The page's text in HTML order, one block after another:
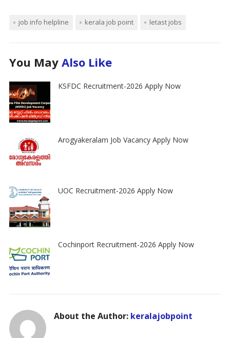
job info helpline kerala job point letast jobs
You May Also Like
KSFDC Recruitment-2026 Apply Now
Arogyakeralam Job Vacancy Apply Now
UOC Recruitment-2026 Apply Now
Cochinport Recruitment-2026 Apply Now
About the Author: keralajobpoint